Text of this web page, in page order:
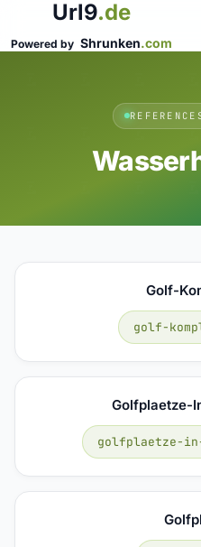
Url9.de
Powered by Shrunken.com
Golf-
golf-
Golfplaetze-
golfplaetze-